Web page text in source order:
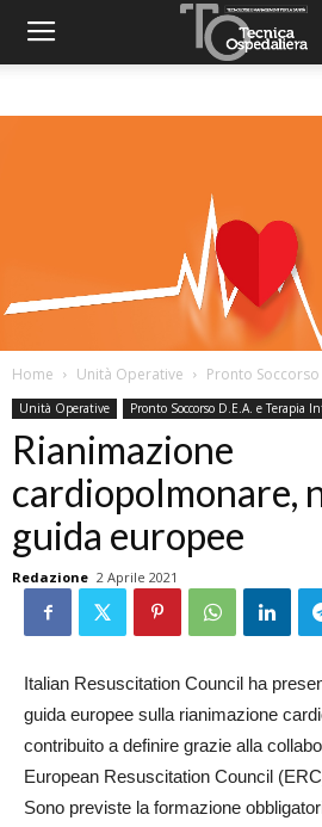
Home Unità Operative Pronto Soccorso
Unità Operative Pronto Soccorso D.E.A. e Terapia
Rianimazione
cardiopolmonare,
guida europee
Redazione 2 Aprile 2021
Italian Resuscitation Council ha
guida europee sulla rianimazione
contribuito a definire grazie alla
European Resuscitation Council
Sono previste la formazione